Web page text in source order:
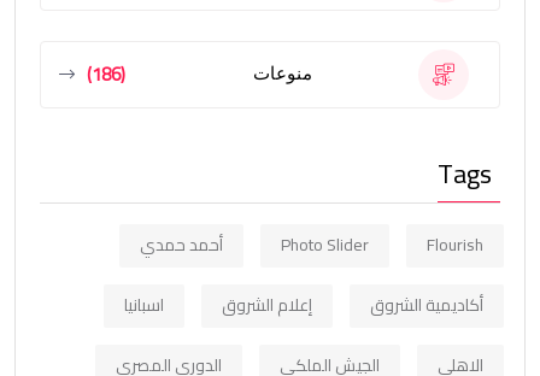
منوعات (186)
Tags
Flourish
Photo Slider
أحمد حمدي
أكاديمية الشروق
إعلام الشروق
اسبانيا
الاهلي
الجيش الملكي
الدوري المصري